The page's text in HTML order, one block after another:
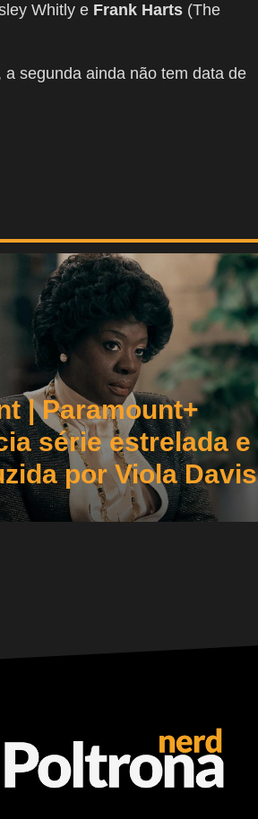
Whitly e Frank Harts (The
a segunda ainda não tem data de
| Paramount+
série estrelada e
por Viola Davis